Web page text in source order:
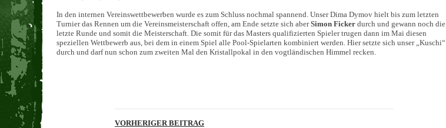
In den internen Vereinswettbewerben wurde es zum Schluss nochmal spannend. Unser Dima Dymov hielt bis zum letzten
Turnier das Rennen um die Vereinsmeisterschaft offen, am Ende setzte sich aberSimon Ficker durch und gewann noch die
letzte Runde und somit die Meisterschaft. Die somit für das Masters qualifizierten Spieler trugen dann im Mai diesen
speziellen Wettbewerb aus, bei dem in einem Spiel alle Pool-Spielarten kombiniert werden. Hier setzte sich unser „Kuschi“
durch und darf nun schon zum zweiten Mal den Kristallpokal in den vogtländischen Himmel recken.
Beitragsnavigation
VORHERIGER BEITRAG